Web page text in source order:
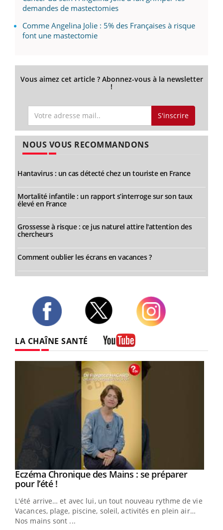
demandes de mastectomies
Comme Angelina Jolie : 5% des Françaises à risque
font une mastectomie
Vous aimez cet article ? Abonnez-vous à la newsletter
!
S'inscrire
NOUS VOUS RECOMMANDONS
Hantavirus : un cas détecté chez un touriste en France
Mortalité infantile : un rapport s’interroge sur son taux
élevé en France
Grossesse à risque : ce jus naturel attire l'attention des
chercheurs
Comment oublier les écrans en vacances ?
LA CHAÎNE SANTÉ
Youtube
Eczéma Chronique des Mains : se préparer
pour l’été !Youtube
L'été arrive… et avec lui, un tout nouveau rythme de vie !
Vacances, plage, piscine, soleil, activités en plein air…
Nos mains sont ...